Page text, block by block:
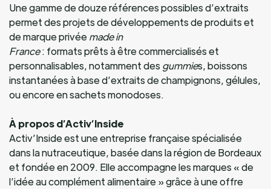
Une gamme de douze références possibles d’extraits
permet des projets de développements de produits et
de marque privéemade in
France: formats prêts à être commercialisés et
personnalisables, notamment des gummies, boissons
instantanées à base d’extraits de champignons, gélules,
ou encore en sachets monodoses.
À propos d’Activ’Inside
Activ’Inside est une entreprise française spécialisée
dans la nutraceutique, basée dans la région de Bordeaux
et fondée en 2009. Elle accompagne les marques « de
l’idée au complément alimentaire » grâce à une offre